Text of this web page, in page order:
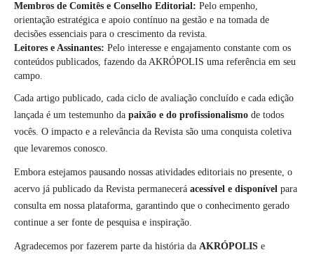
Membros de Comitês e Conselho Editorial: Pelo empenho,
orientação estratégica e apoio contínuo na gestão e na tomada de
decisões essenciais para o crescimento da revista.
Leitores e Assinantes: Pelo interesse e engajamento constante com os
conteúdos publicados, fazendo da AKRÓPOLIS uma referência em seu
campo.
Cada artigo publicado, cada ciclo de avaliação concluído e cada edição
lançada é um testemunho da paixão e do profissionalismode todos
vocês. O impacto e a relevância da Revista são uma conquista coletiva
que levaremos conosco.
Embora estejamos pausando nossas atividades editoriais no presente, o
acervo já publicado da Revista permanecerá acessível e disponívelpara
consulta em nossa plataforma, garantindo que o conhecimento gerado
continue a ser fonte de pesquisa e inspiração.
Agradecemos por fazerem parte da história da AKRÓPOLIS e